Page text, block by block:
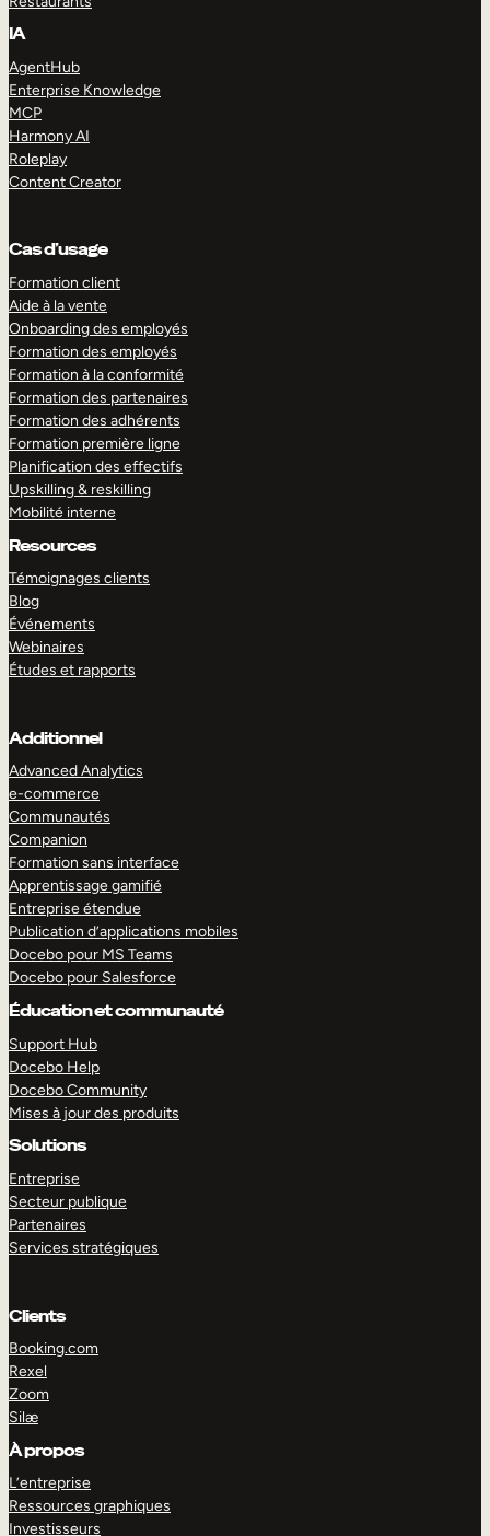
IA
AgentHub
Enterprise Knowledge
MCP
Harmony AI
Roleplay
Content Creator
Cas d’usage
Formation client
Aide à la vente
Onboarding des employés
Formation des employés
Formation à la conformité
Formation des partenaires
Formation des adhérents
Formation première ligne
Planification des effectifs
Upskilling & reskilling
Mobilité interne
Resources
Témoignages clients
Blog
Événements
Webinaires
Études et rapports
Additionnel
Advanced Analytics
e-commerce
Communautés
Companion
Formation sans interface
Apprentissage gamifié
Entreprise étendue
Publication d’applications mobiles
Docebo pour MS Teams
Docebo pour Salesforce
Éducation et communauté
Support Hub
Docebo Help
Docebo Community
Mises à jour des produits
Solutions
Entreprise
Secteur publique
Partenaires
Services stratégiques
Clients
Booking.com
Rexel
Zoom
Silæ
À propos
L’entreprise
Ressources graphiques
Investisseurs